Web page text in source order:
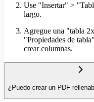
Use "Insertar" >
largo.
Agregue una "tabla
"Propiedades de
crear columnas.
¿Puedo crear un PDF